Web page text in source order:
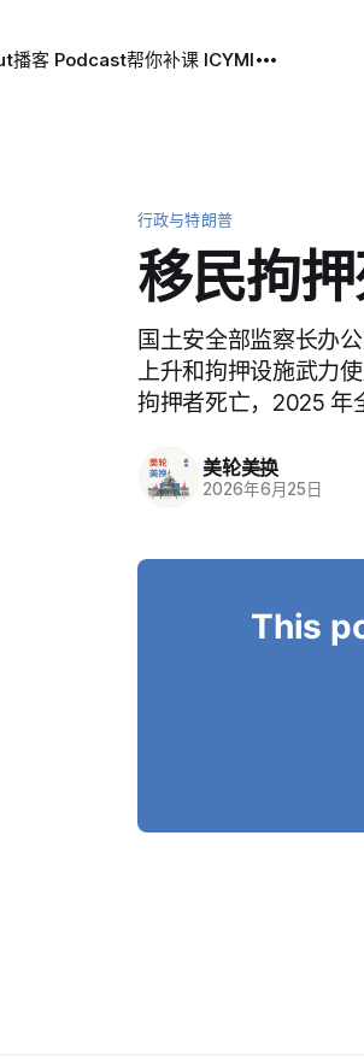
播客 Podcast帮你补课 ICYMI
行政与特朗普
移民拘
国土安全部监察长办
上升和拘押设施武力
拘押者死亡，2025 年
美轮美换
2026年6月25日
This